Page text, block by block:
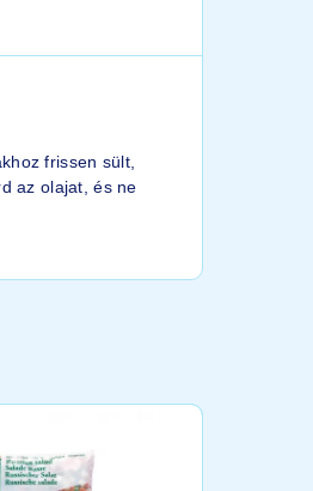
frissen sült,
az olajat, és ne